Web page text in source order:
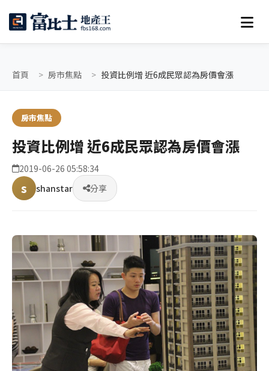
首頁 房市焦點 投資比例增 近6成民眾認為房價會漲
房市焦點
投資比例增 近6成民眾認為房價會漲
2019-06-26 05:58:34
s shanstar 分享